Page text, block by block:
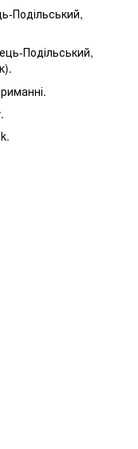
Подільський,
Подільський,